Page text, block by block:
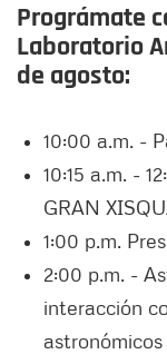
Prográmate
Laboratorio
de agosto:
10:00 a.m. -
10:15 a.m. -
GRAN
1:00 p.m.
2:00 p.m. -
interacción